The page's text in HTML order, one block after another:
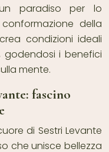
paradiso per lo
della
condizioni ideali
i benefici
mente.
fascino
di Sestri Levante
che unisce bellezza